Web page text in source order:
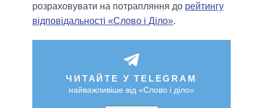
розраховувати на потрапляння до рейтингу
відповідальності «Слово і Діло».
ЧИТАЙТЕ У TELEGRAM
найважливіше від «Слово і діло»